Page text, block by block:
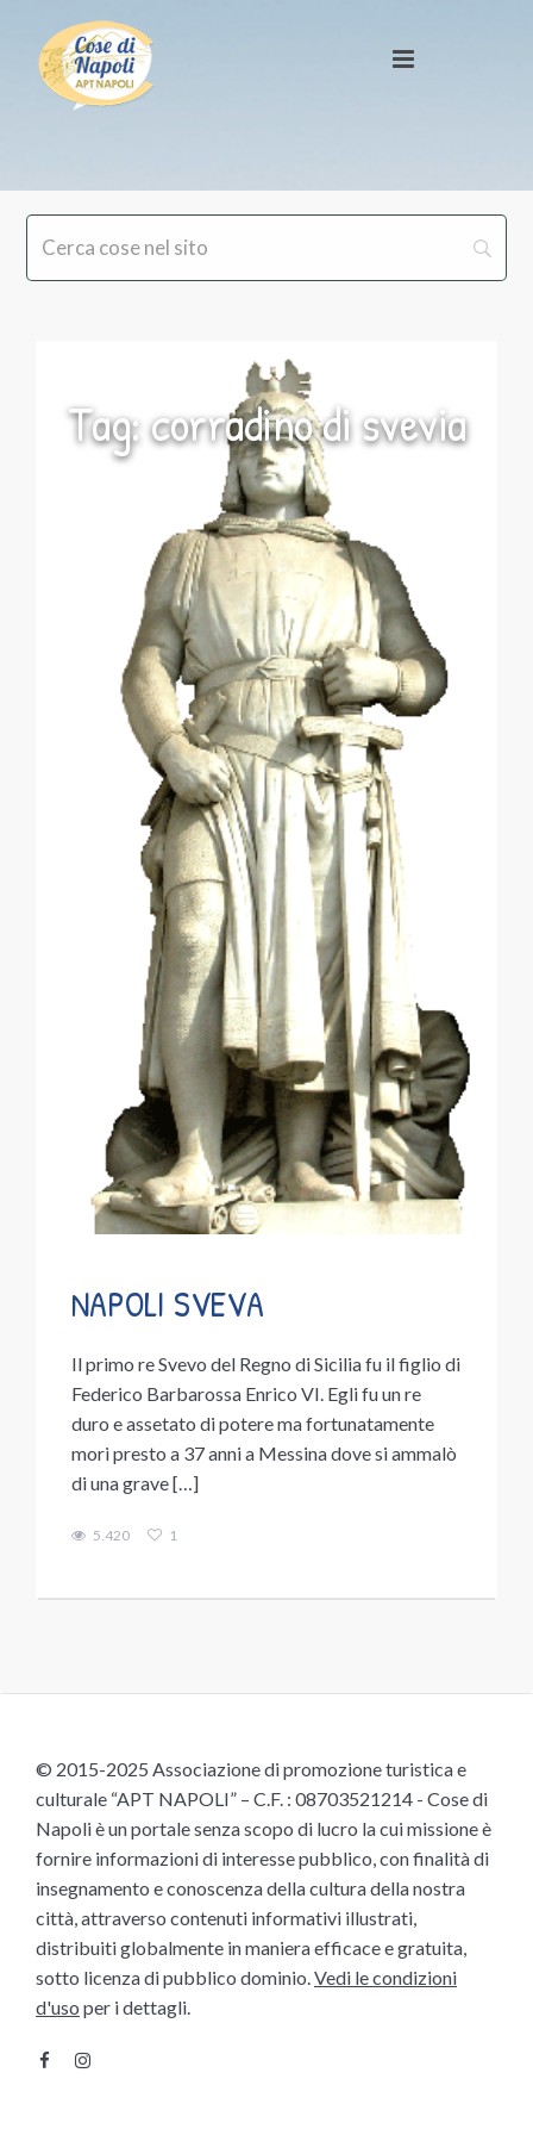
Tag: corradino di svevia
NAPOLI SVEVA
Il primo re Svevo del Regno di Sicilia fu il figlio di
Federico Barbarossa Enrico VI. Egli fu un re
duro e assetato di potere ma fortunatamente
mori presto a 37 anni a Messina dove si ammalò
di una grave […]
5.420 1
© 2015-2025 Associazione di promozione turistica e
culturale “APT NAPOLI” – C.F. : 08703521214 - Cose di
Napoli è un portale senza scopo di lucro la cui missione è
fornire informazioni di interesse pubblico, con finalità di
insegnamento e conoscenza della cultura della nostra
città, attraverso contenuti informativi illustrati,
distribuiti globalmente in maniera efficace e gratuita,
sotto licenza di pubblico dominio. Vedi le condizioni
d'uso per i dettagli.